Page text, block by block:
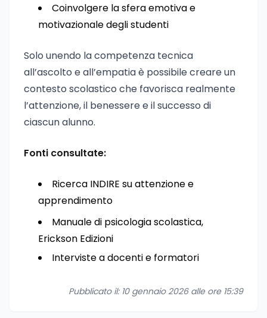
Coinvolgere la sfera emotiva e
motivazionale degli studenti
Solo unendo la competenza tecnica
all’ascolto e all’empatia è possibile creare un
contesto scolastico che favorisca realmente
l’attenzione, il benessere e il successo di
ciascun alunno.
Fonti consultate:
Ricerca INDIRE su attenzione e
apprendimento
Manuale di psicologia scolastica,
Erickson Edizioni
Interviste a docenti e formatori
Pubblicato il: 10 gennaio 2026 alle ore 15:39